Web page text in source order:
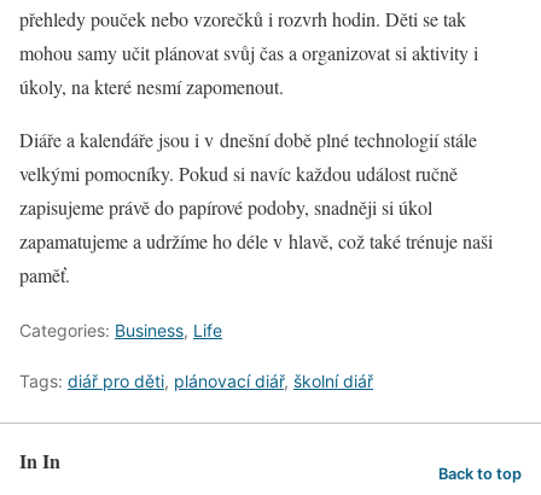
přehledy pouček nebo vzorečků i rozvrh hodin. Děti se tak
mohou samy učit plánovat svůj čas a organizovat si aktivity i
úkoly, na které nesmí zapomenout.
Diáře a kalendáře jsou i v dnešní době plné technologií stále
velkými pomocníky. Pokud si navíc každou událost ručně
zapisujeme právě do papírové podoby, snadněji si úkol
zapamatujeme a udržíme ho déle v hlavě, což také trénuje naši
paměť.
Categories: Business, Life
Tags: diář pro děti, plánovací diář, školní diář
In In Back to top